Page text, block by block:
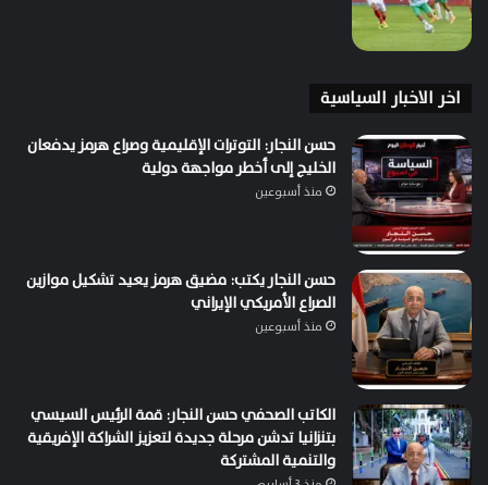
اخر الاخبار السياسية
حسن النجار: التوترات الإقليمية وصراع هرمز يدفعان
الخليج إلى أخطر مواجهة دولية
منذ أسبوعين
حسن النجار يكتب: مضيق هرمز يعيد تشكيل موازين
الصراع الأمريكي الإيراني
منذ أسبوعين
الكاتب الصحفي حسن النجار: قمة الرئيس السيسي
بتنزانيا تدشن مرحلة جديدة لتعزيز الشراكة الإفريقية
والتنمية المشتركة